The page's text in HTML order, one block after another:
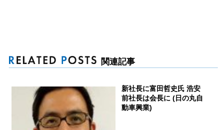
関連記事
新社長に富田哲史氏 浩安
前社長は会長に (日の丸自
動車興業)